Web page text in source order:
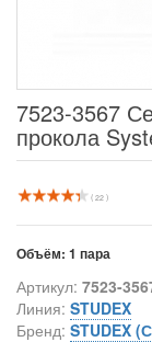
7523-3567
прокола
( 22 )
Объём: 1 пара
Артикул: 7523-
Линия: STUDEX
Бренд: STUDEX